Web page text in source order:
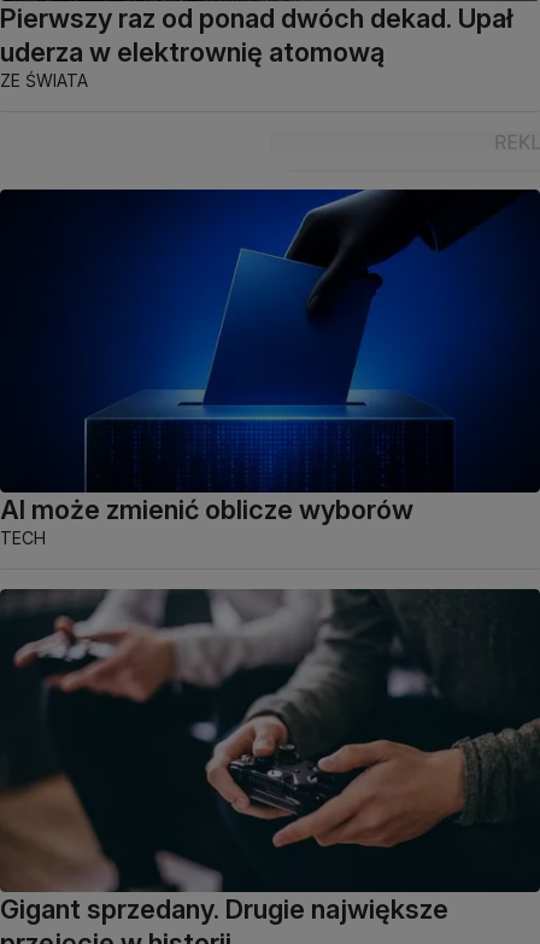
Pierwszy raz od ponad dwóch dekad. Upał
uderza w elektrownię atomową
ZE ŚWIATA
AI może zmienić oblicze wyborów
TECH
Gigant sprzedany. Drugie największe